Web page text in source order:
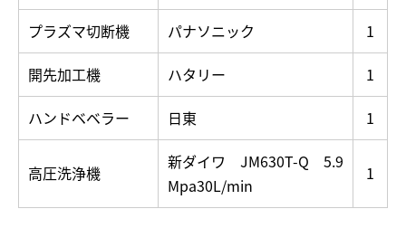
プラズマ切断機
パナソニック
1
開先加工機
ハタリー
1
ハンドベベラー
日東 1
高圧洗浄機
新ダイワ JM630T-Q 5.9
Mpa30L/min
1